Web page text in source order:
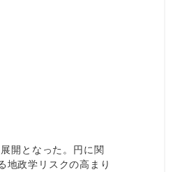
開となった。円に関
地政学リスクの高まり